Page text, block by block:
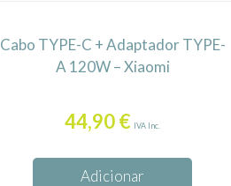
Cabo TYPE-C + Adaptador TYPE-
A 120W – Xiaomi
44,90€ IVA Inc.
Adicionar